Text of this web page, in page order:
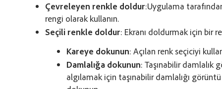
Çevreleyen renkle doldur:Uygulama
rengi olarak kullanın.
Seçili renkle doldur: Ekranı doldurmak için bir
Kareye dokunun: Açılan renk seçiciyi
Damlalığa dokunun: Taşınabilir
algılamak için taşınabilir damlalığı